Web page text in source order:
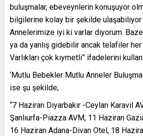
buluşmalar, ebeveynlerin konuşuyor
bilgilerine kolay bir şekilde ulaşabiliyor
Annelerimize iyi ki varlar diyorum.
ya da yanlış gidebilir ancak telafiler her
Varlıkları çok kıymetli” ifadelerini
‘Mutlu Bebekler Mutlu Anneler
ise şu şekilde;
“7 Haziran Diyarbakır -Ceylan Karavil
Şanlıurfa-Piazza AVM, 11 Haziran
16 Haziran Adana-Divan Otel, 18